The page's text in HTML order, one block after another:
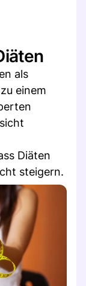
als
einem
Diäten
steigern.